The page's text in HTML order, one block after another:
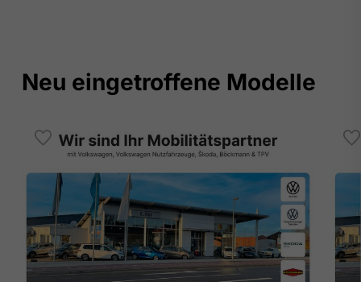
Neu eingetroffene Modelle